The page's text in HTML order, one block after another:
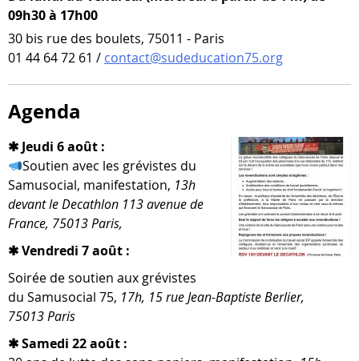
09h30 à 17h00
30 bis rue des boulets, 75011 - Paris
01 44 64 72 61 / contact@sudeducation75.org
Agenda
✱ Jeudi 6 août :
Soutien avec les gré­vistes du
Samusocial, mani­fes­ta­tion, 13h
devant le Decathlon 113 ave­nue de
France, 75013 Paris,
✱ Vendredi 7 août :
Soirée de sou­tien aux gré­vistes
du Samusocial 75, 17h, 15 rue Jean-​Baptiste Berlier,
75013 Paris
✱ Samedi 22 août :